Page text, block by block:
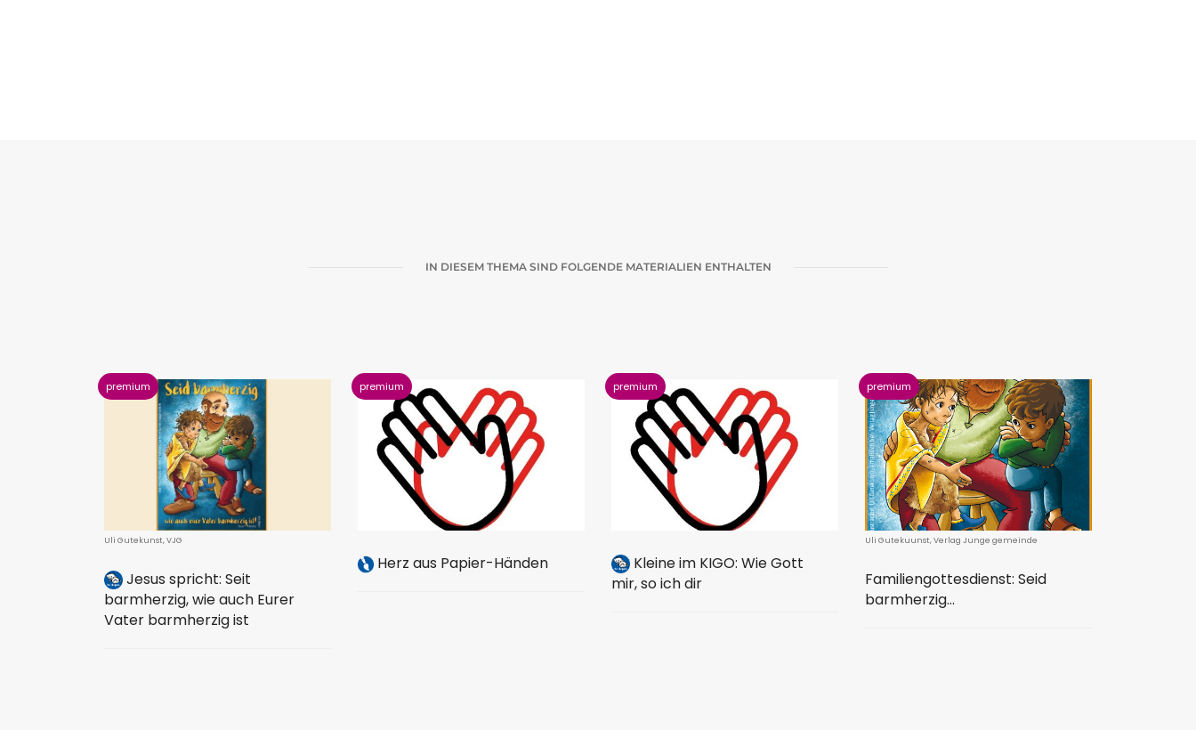
IN DIESEM THEMA SIND FOLGENDE MATERIALIEN ENTHALTEN
Uli Gutekunst, VJG
Jesus spricht: Seit
barmherzig, wie auch Eurer
Vater barmherzig ist
Herz aus Papier-Händen
Kleine im KIGO: Wie Gott
mir, so ich dir
Uli Gutekuunst, Verlag Junge gemeinde
Familiengottesdienst: Seid
barmherzig...